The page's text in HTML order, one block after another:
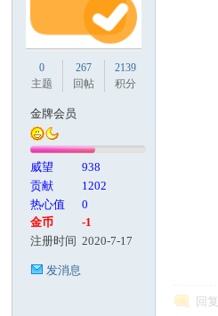
0
主题
267
回帖
2139
积分
金牌会员
威望
938
贡献
1202
热心值
0
金币
-1
注册时间 2020-7-17
发消息
回复